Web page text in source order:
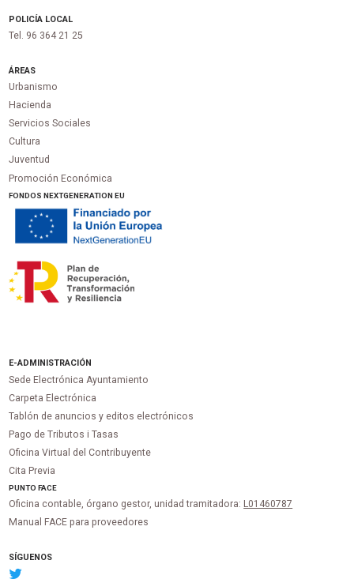
POLICÍA LOCAL
Tel. 96 364 21 25
ÁREAS
Urbanismo
Hacienda
Servicios Sociales
Cultura
Juventud
Promoción Económica
FONDOS NEXTGENERATION EU
E-ADMINISTRACIÓN
Sede Electrónica Ayuntamiento
Carpeta Electrónica
Tablón de anuncios y editos electrónicos
Pago de Tributos i Tasas
Oficina Virtual del Contribuyente
Cita Previa
PUNTOFACE
Oficina contable, órgano gestor, unidad tramitadora: L01460787
Manual FACE para proveedores
SÍGUENOS